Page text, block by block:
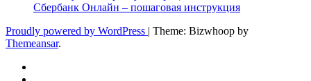
Сбербанк Онлайн – пошаговая инструкция
Proudly powered by WordPress | Theme: Bizwhoop by
Themeansar.